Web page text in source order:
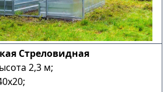
Стреловидная
2,3 м;